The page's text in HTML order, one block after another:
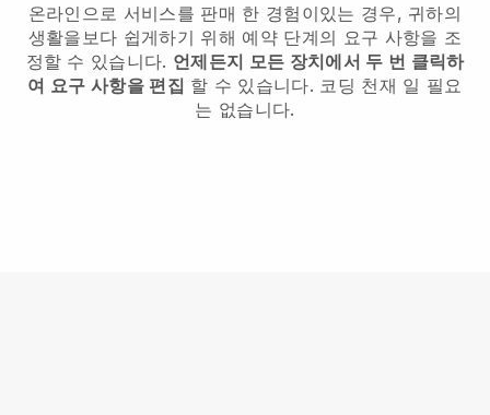
온라인으로 서비스를 판매 한 경험이있는 경우, 귀하의
생활을보다 쉽게하기 위해 예약 단계의 요구 사항을 조
정할 수 있습니다. 언제든지 모든 장치에서 두 번 클릭하
여 요구 사항을 편집 할 수 있습니다. 코딩 천재 일 필요
는 없습니다.